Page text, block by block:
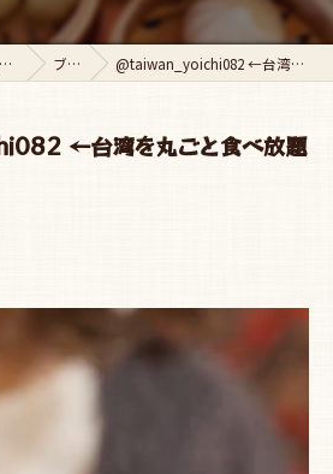
梅田で居酒屋なら株式会社Adachi Group ブログ @taiwan_yoichi082 ←台湾を丸ごと食べ放題✨...
←台湾を丸ごと食べ放題